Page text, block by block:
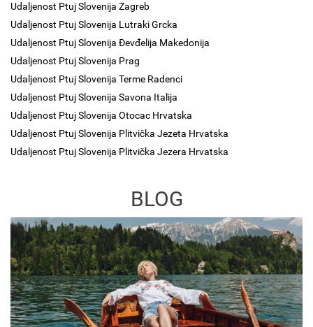
Udaljenost Ptuj Slovenija Zagreb
Udaljenost Ptuj Slovenija Lutraki Grcka
Udaljenost Ptuj Slovenija Đevđelija Makedonija
Udaljenost Ptuj Slovenija Prag
Udaljenost Ptuj Slovenija Terme Radenci
Udaljenost Ptuj Slovenija Savona Italija
Udaljenost Ptuj Slovenija Otocac Hrvatska
Udaljenost Ptuj Slovenija Plitvička Jezeta Hrvatska
Udaljenost Ptuj Slovenija Plitvička Jezera Hrvatska
BLOG